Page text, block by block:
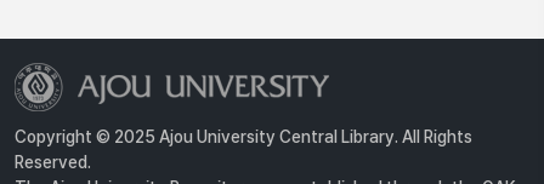
Copyright © 2025 Ajou University Central Library. All Rights
Reserved.